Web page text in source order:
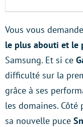
Vous vous
le plus abouti et le
Samsung. Et si ce
difficulté sur la
grâce à ses
les domaines. Côté
sa nouvelle puce